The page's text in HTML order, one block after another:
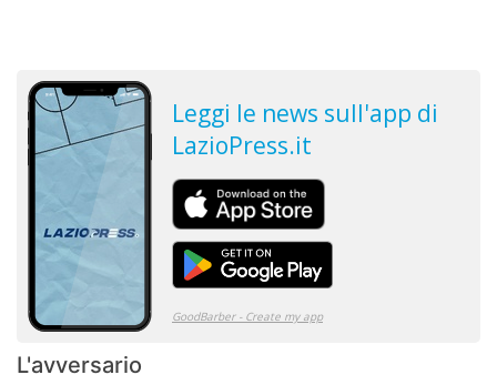
L'avversario